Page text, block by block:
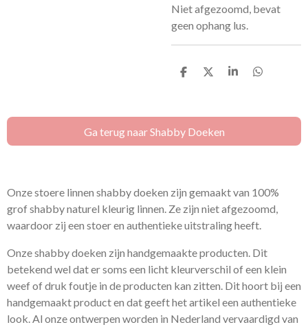
Niet afgezoomd, bevat
geen ophang lus.
D
n
D
S
e
D
n
Ga terug naar Shabby Doeken
Onze stoere linnen shabby doeken zijn gemaakt van 100%
grof shabby naturel kleurig linnen. Ze zijn niet afgezoomd,
waardoor zij een stoer en authentieke uitstraling heeft.
Onze shabby doeken zijn handgemaakte producten. Dit
betekend wel dat er soms een licht kleurverschil of een klein
weef of druk foutje in de producten kan zitten. Dit hoort bij een
handgemaakt product en dat geeft het artikel een authentieke
look. Al onze ontwerpen worden in Nederland vervaardigd van